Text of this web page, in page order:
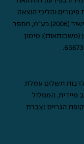
והליכי הוצאה
לפועל. הגורם המממן: מימון ישיר מקבוצת ישיר (2006) בע"מ, מספר
נדל"ן (משכנתאות): מימון
לרבות תשלום עמלת
מיידית. המסלול
הגרייס נצברת